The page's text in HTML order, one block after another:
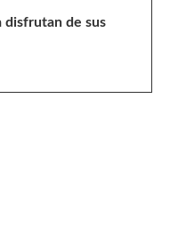
disfrutan de sus